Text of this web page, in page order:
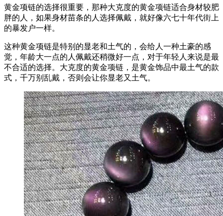
黄金项链的选择很重要，那种大克度的黄金项链适合身材较肥
胖的人，如果身材苗条的人选择佩戴，就好像六七十年代街上
的暴发户一样。
这种黄金项链是特别的显老和土气的，会给人一种土豪的感
觉，年龄大一点的人佩戴还稍微好一点，对于年轻人来说是最
不合适的选择。大克度的黄金项链，是黄金饰品中最土气的款
式，千万别乱戴，否则会让你显老又土气。